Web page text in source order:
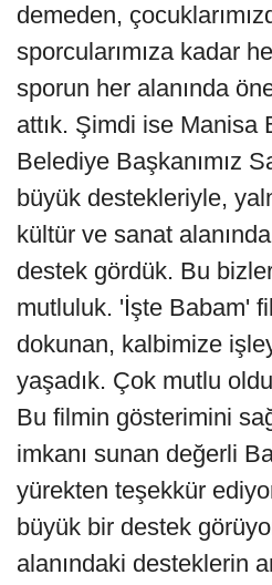
demeden,
sporcularımıza kadar
sporun her alanında
attık. Şimdi ise Manisa
Belediye Başkanımız
büyük destekleriyle,
kültür ve sanat
destek gördük. Bu
mutluluk. 'İşte Babam'
dokunan, kalbimize
yaşadık. Çok mutlu
Bu filmin gösterimini
imkanı sunan değerli
yürekten teşekkür
büyük bir destek
alanındaki desteklerin